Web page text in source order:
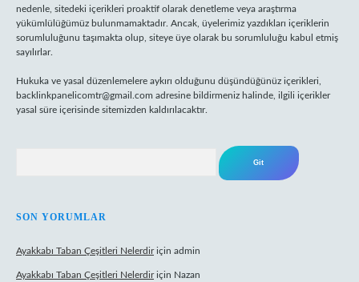
nedenle, sitedeki içerikleri proaktif olarak denetleme veya araştırma
yükümlülüğümüz bulunmamaktadır. Ancak, üyelerimiz yazdıkları içeriklerin
sorumluluğunu taşımakta olup, siteye üye olarak bu sorumluluğu kabul etmiş
sayılırlar.
Hukuka ve yasal düzenlemelere aykırı olduğunu düşündüğünüz içerikleri,
backlinkpanelicomtr@gmail.com adresine bildirmeniz halinde, ilgili içerikler
yasal süre içerisinde sitemizden kaldırılacaktır.
SON YORUMLAR
Ayakkabı Taban Çeşitleri Nelerdiriçin admin
Ayakkabı Taban Çeşitleri Nelerdiriçin Nazan